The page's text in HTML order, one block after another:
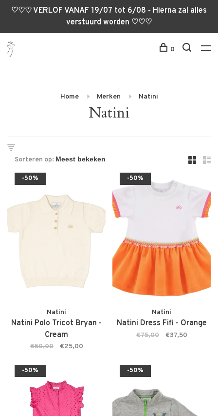
♡♡♡ VERLOF VANAF 19/07 tot 6/08 - Hierna zal alles
verstuurd worden ♡♡♡
0
Home Merken Natini
Natini
Sorteren op:
-50%
Natini
Natini Polo Tricot Bryan -
Cream
€50,00 €25,00
-50%
Natini
Natini Dress Fifi - Orange
€75,00 €37,50
-50% -50%